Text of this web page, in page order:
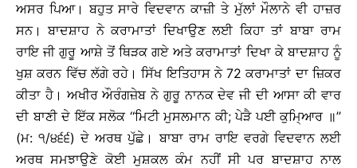
ਅਸਰ ਪਿਆ। ਬਹੁਤ ਸਾਰੇ ਵਿਦਵਾਨ ਕਾਜ਼ੀ ਤੇ ਮੁੱਲਾਂ ਮੌਲਾਨੇ ਵੀ ਹਾਜ਼ਰ
ਸਨ। ਬਾਦਸ਼ਾਹ ਨੇ ਕਰਾਮਾਤਾਂ ਦਿਖਾਉਣ ਲਈ ਕਿਹਾ ਤਾਂ ਬਾਬਾ ਰਾਮ
ਰਾਇ ਜੀ ਗੁਰੂ ਆਸ਼ੇ ਤੋਂ ਥਿੜਕ ਗਏ ਅਤੇ ਕਰਾਮਾਤਾਂ ਦਿਖਾ ਕੇ ਬਾਦਸ਼ਾਹ ਨੂੰ
ਖੁਸ਼ ਕਰਨ ਵਿੱਚ ਲੱਗੇ ਰਹੇ। ਸਿੱਖ ਇਤਿਹਾਸ ਨੇ 72 ਕਰਾਮਾਤਾਂ ਦਾ ਜ਼ਿਕਰ
ਕੀਤਾ ਹੈ। ਅਖੀਰ ਔਰੰਗਜ਼ੇਬ ਨੇ ਗੁਰੂ ਨਾਨਕ ਦੇਵ ਜੀ ਦੀ ਆਸਾ ਕੀ ਵਾਰ
ਦੀ ਬਾਣੀ ਦੇ ਇੱਕ ਸਲੋਕ ‘‘ਮਿਟੀ ਮੁਸਲਮਾਨ ਕੀ; ਪੇੜੈ ਪਈ ਕੁਮਿ੍ਆਰ ॥’’
(ਮ: ੧/੪੬੬) ਦੇ ਅਰਥ ਪੁੱਛੇ। ਬਾਬਾ ਰਾਮ ਰਾਇ ਵਰਗੇ ਵਿਦਵਾਨ ਲਈ
ਅਰਥ ਸਮਝਾਉਣੇ ਕੋਈ ਮੁਸ਼ਕਲ ਕੰਮ ਨਹੀਂ ਸੀ ਪਰ ਬਾਦਸ਼ਾਹ ਨਾਲ